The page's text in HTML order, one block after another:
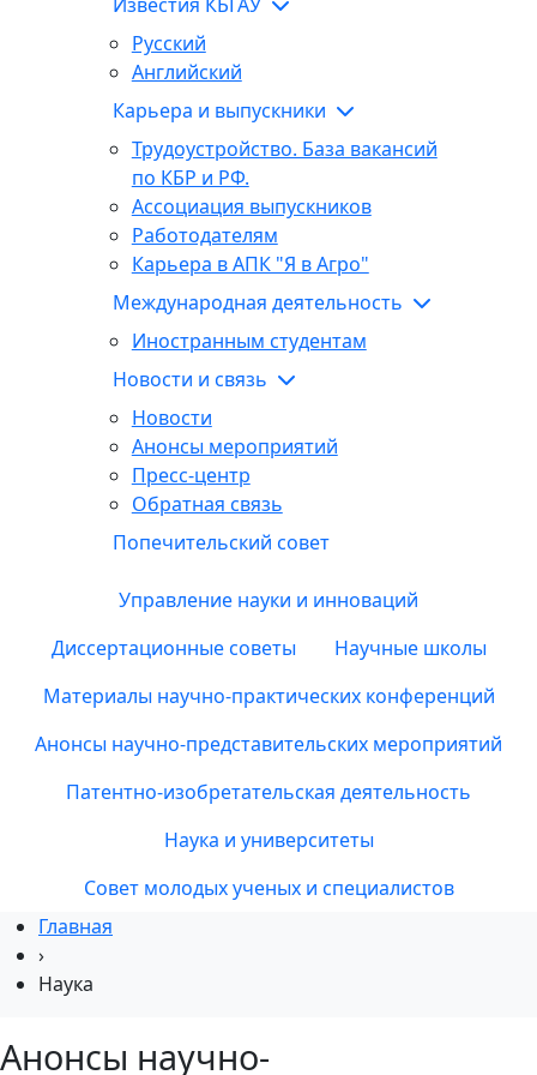
Русский
Английский
Карьера и выпускники
Трудоустройство. База вакансий
по КБР и РФ.
Ассоциация выпускников
Работодателям
Карьера в АПК "Я в Агро"
Международная деятельность
Иностранным студентам
Новости и связь
Новости
Анонсы мероприятий
Пресс-центр
Обратная связь
Попечительский совет
Управление науки и инноваций
Диссертационные советы
Научные школы
Материалы научно-практических конференций
Анонсы научно-представительских мероприятий
Патентно-изобретательская деятельность
Наука и университеты
Совет молодых ученых и специалистов
Главная
›
Наука
Анонсы научно-